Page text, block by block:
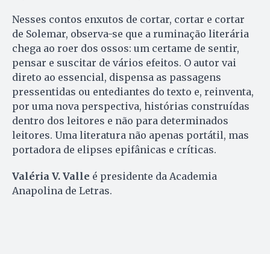
Nesses contos enxutos de cortar, cortar e cortar
de Solemar, observa-se que a ruminação literária
chega ao roer dos ossos: um certame de sentir,
pensar e suscitar de vários efeitos. O autor vai
direto ao essencial, dispensa as passagens
pressentidas ou entediantes do texto e, reinventa,
por uma nova perspectiva, histórias construídas
dentro dos leitores e não para determinados
leitores. Uma literatura não apenas portátil, mas
portadora de elipses epifânicas e críticas.
Valéria V. Valle é presidente da Academia
Anapolina de Letras.